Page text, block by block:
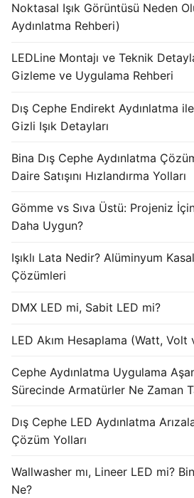
Sabit Akım
Alüminyum LED
Plastik LED
DMX Kontrol
LED Güç
Dış Mekan
Cephe Animasyon
Cephe Animasyon
İLETİŞİM &
Noktasal Işık Görüntüsü Neden
Aydınlatma Rehberi)
LEDLine Montajı ve Teknik
Gizleme ve Uygulama Rehberi
Dış Cephe Endirekt Aydınlatma
Gizli Işık Detayları
Bina Dış Cephe Aydınlatma
Daire Satışını Hızlandırma Yolları
Gömme vs Sıva Üstü: Projeniz
Daha Uygun?
Işıklı Lata Nedir? Alüminyum
Çözümleri
DMX LED mi, Sabit LED mi?
LED Akım Hesaplama (Watt, Volt
Cephe Aydınlatma Uygulama
Sürecinde Armatürler Ne Zaman
Dış Cephe LED Aydınlatma
Çözüm Yolları
Wallwasher mı, Lineer LED mi?
Ne?